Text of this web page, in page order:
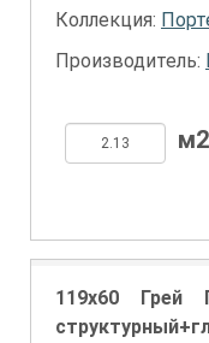
Коллекция:
Производитель:
119x60 Грей